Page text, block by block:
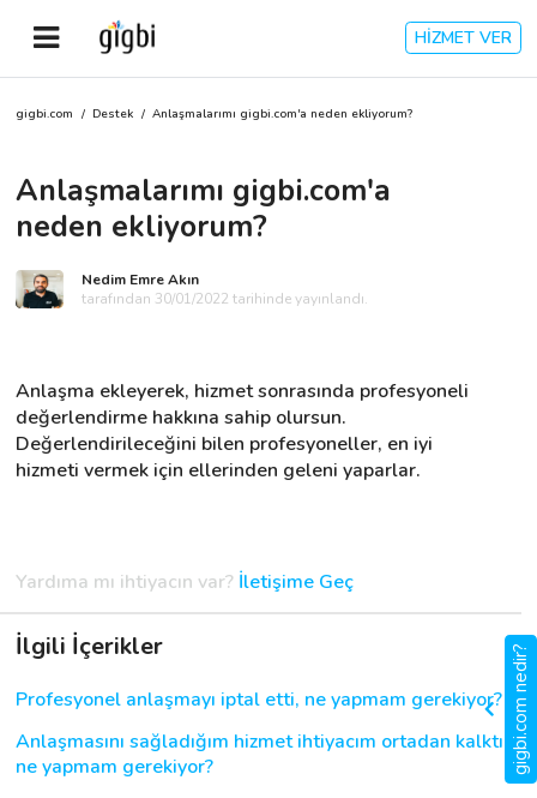
HİZMET VER
Anasayfa
Giriş Yap
Kategoriler
🎈 Biz Kimiz?
🧐 Nasıl Çalışır?
Destek
Blog
gigbi.com / Destek / Anlaşmalarımı gigbi.com'a neden ekliyorum?
Anlaşmalarımı gigbi.com'a
neden ekliyorum?
Nedim Emre Akın
tarafından 30/01/2022 tarihinde yayınlandı.
Anlaşma ekleyerek, hizmet sonrasında profesyoneli
değerlendirme hakkına sahip olursun.
Değerlendirileceğini bilen profesyoneller, en iyi
hizmeti vermek için ellerinden geleni yaparlar.
Yardıma mı ihtiyacın var? İletişime Geç
İlgili İçerikler
Profesyonel anlaşmayı iptal etti, ne yapmam gerekiyor?
Anlaşmasını sağladığım hizmet ihtiyacım ortadan kalktı,
ne yapmam gerekiyor?
gigbi.com nedir?